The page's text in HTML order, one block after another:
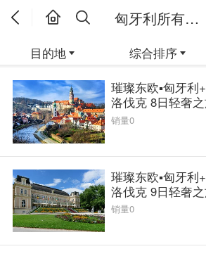
匈牙利所有线路
目的地 综合排序
璀璨东欧▪匈牙利
洛伐克 8日轻奢
团】< 布达佩斯
销量0
璀璨东欧▪匈牙利
洛伐克 9日轻奢
团】< 布达佩斯
销量0